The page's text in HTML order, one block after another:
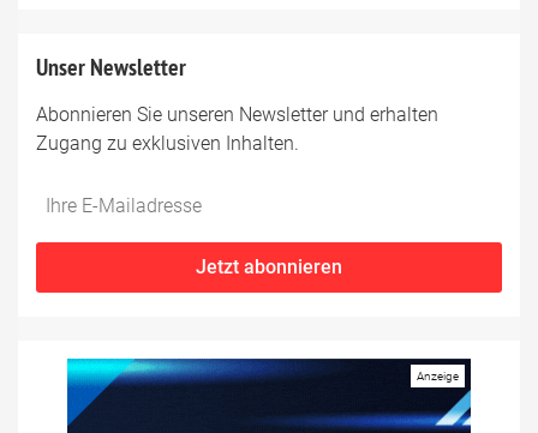
Unser Newsletter
Abonnieren Sie unseren Newsletter und erhalten
Zugang zu exklusiven Inhalten.
Do
*Ihre
Jetzt abonnieren